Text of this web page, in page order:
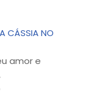
CÁSSIA NO
amor e